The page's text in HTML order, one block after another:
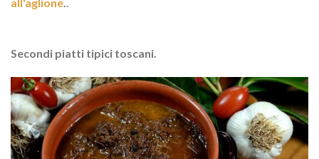
Secondi piatti tipici toscani.